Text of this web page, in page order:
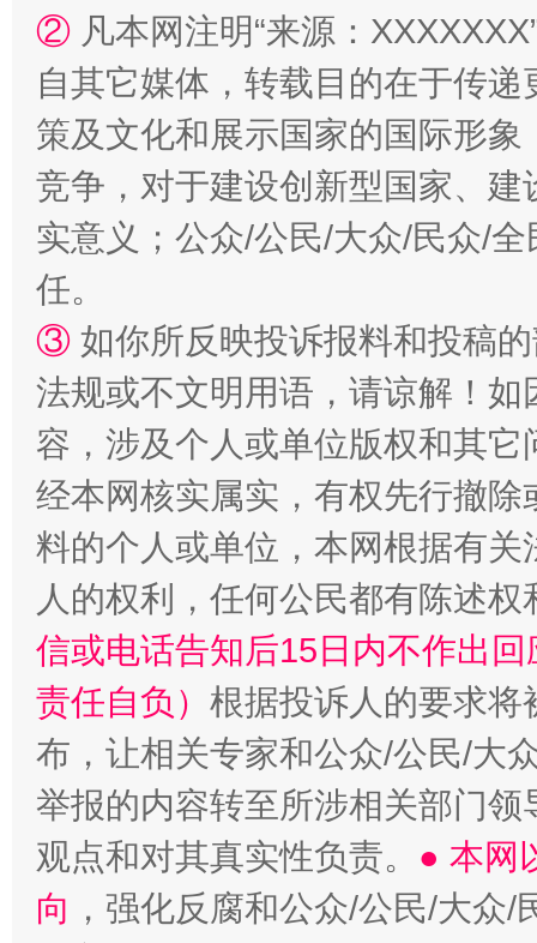
漫山遍野的桃花与雪山、麦地、白藏房 除
招工难、用工荒背后
② 凡本网注明“来源：
自其它媒体，转载目的在于传
策及文化和展示国家的国际形
竞争，对于建设创新型国家、
实意义；公众/公民/大众/民众/
任。
③ 如你所反映投诉报料和投稿
法规或不文明用语，请谅解！
容，涉及个人或单位版权和其它
经本网核实属实，有权先行撤
料的个人或单位，本网根据有
人的权利，任何公民都有陈述
信或电话告知后15日内不作出
责任自负） 根据投诉人的要求将
布，让相关专家和公众/公民/大
举报的内容转至所涉相关部门
观点和对其真实性负责。 ● 本网
向 ，强化反腐和公众/公民/大众